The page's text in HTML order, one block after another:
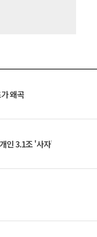
왜곡
인 3.1조 '사자'